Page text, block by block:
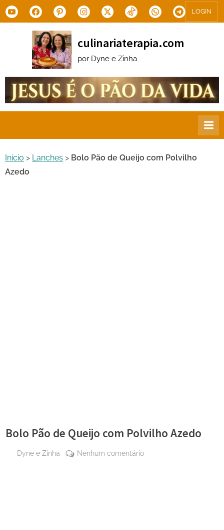
Skip
to
YoutubeFacebookPinterestInstagram
X.com Tiktok WhatsAppTelegram
LOGIN
culinariaterapia.com
por Dyne e Zinha
Início > Lanches > Bolo Pão de Queijo com Polvilho
Azedo
Bolo Pão de Queijo com Polvilho Azedo
By
Dyne e Zinha Nenhum comentárioem